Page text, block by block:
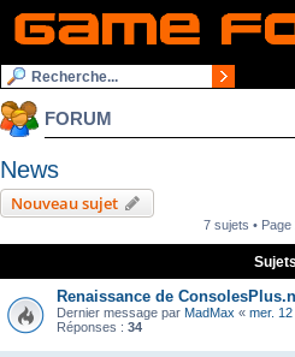
FORUM
News
Nouveau sujet
7 sujets • Page
Sujets
Renaissance de
Dernier message par MadMax « mer.
Réponses : 34